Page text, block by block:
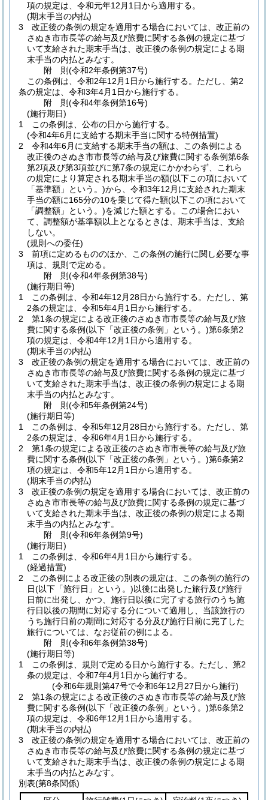
項の規定は、令和元年12月1日から適用する。
(期末手当の内払)
3
改正後の条例の規定を適用する場合においては、改正前の
さぬき市市長等の給与及び旅費に関する条例の規定に基づ
いて支給された期末手当は、改正後の条例の規定による期
末手当の内払とみなす。
附 則(令和2年条例第37号)
この条例は、令和2年12月1日から施行する。 ただし、第2
条の規定は、令和3年4月1日から施行する。
附 則(令和4年条例第16号)
(施行期日)
1
この条例は、公布の日から施行する。
(令和4年6月に支給する期末手当に関する特例措置)
2
令和4年6月に支給する期末手当の額は、この条例による
改正後のさぬき市市長等の給与及び旅費に関する条例第6条
第2項及び第3項並びに第7条の規定にかかわらず、これら
の規定により算定される期末手当の額(以下この項において
「基準額」という。)から、令和3年12月に支給された期末
手当の額に165分の10を乗じて得た額(以下この項において
「調整額」という。)を減じた額とする。
この場合におい
て、調整額が基準額以上となるときは、期末手当は、支給
しない。
(規則への委任)
3
前項に定めるもののほか、この条例の施行に関し必要な事
項は、規則で定める。
附 則(令和4年条例第38号)
(施行期日等)
1
この条例は、令和4年12月28日から施行する。 ただし、第
2条の規定は、令和5年4月1日から施行する。
2
第1条の規定による改正後のさぬき市市長等の給与及び旅
費に関する条例(以下「改正後の条例」という。)第6条第2
項の規定は、令和4年12月1日から適用する。
(期末手当の内払)
3
改正後の条例の規定を適用する場合においては、改正前の
さぬき市市長等の給与及び旅費に関する条例の規定に基づ
いて支給された期末手当は、改正後の条例の規定による期
末手当の内払とみなす。
附 則(令和5年条例第24号)
(施行期日等)
1
この条例は、令和5年12月28日から施行する。 ただし、第
2条の規定は、令和6年4月1日から施行する。
2
第1条の規定による改正後のさぬき市市長等の給与及び旅
費に関する条例(以下「改正後の条例」という。)第6条第2
項の規定は、令和5年12月1日から適用する。
(期末手当の内払)
3
改正後の条例の規定を適用する場合においては、改正前の
さぬき市市長等の給与及び旅費に関する条例の規定に基づ
いて支給された期末手当は、改正後の条例の規定による期
末手当の内払とみなす。
附 則(令和6年条例第9号)
(施行期日)
1
この条例は、令和6年4月1日から施行する。
(経過措置)
2
この条例による改正後の別表の規定は、この条例の施行の
日(以下「施行日」という。)以後に出発した旅行及び施行
日前に出発し、かつ、施行日以後に完了する旅行のうち施
行日以後の期間に対応する分について適用し、当該旅行の
うち施行日前の期間に対応する分及び施行日前に完了した
旅行については、なお従前の例による。
附 則(令和6年条例第38号)
(施行期日等)
1
この条例は、規則で定める日から施行する。 ただし、第2
条の規定は、令和7年4月1日から施行する。
(令和6年規則第47号で令和6年12月27日から施行)
2
第1条の規定による改正後のさぬき市市長等の給与及び旅
費に関する条例(以下「改正後の条例」という。)第6条第2
項の規定は、令和6年12月1日から適用する。
(期末手当の内払)
3
改正後の条例の規定を適用する場合においては、改正前の
さぬき市市長等の給与及び旅費に関する条例の規定に基づ
いて支給された期末手当は、改正後の条例の規定による期
末手当の内払とみなす。
別表(第8条関係)